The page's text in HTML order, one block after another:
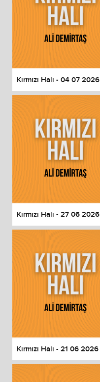
Kırmızı Halı - 04 07 2026
Kırmızı Halı - 27 06 2026
Kırmızı Halı - 21 06 2026